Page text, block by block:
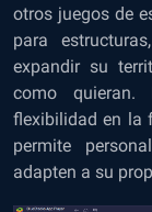
otros juegos de
para
expandir su
como
flexibilidad en la
permite
adapten a su